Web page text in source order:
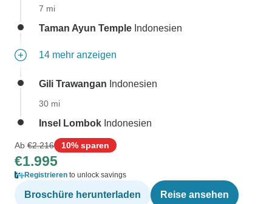
7 mi
Taman Ayun Temple Indonesien
14 mehr anzeigen
Gili Trawangan Indonesien
30 mi
Insel Lombok Indonesien
Ab €2.216 10% sparen
€1.995
Registrieren to unlock savings
Broschüre herunterladen Reise ansehen